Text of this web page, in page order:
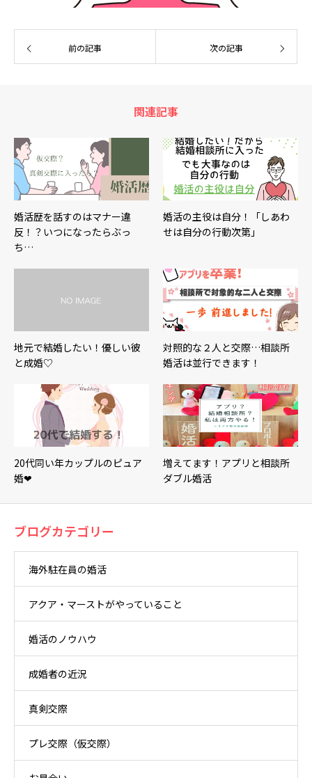
前の記事 次の記事
関連記事
婚活歴を話すのはマナー違
反！？いつになったらぶっ
ち…
婚活の主役は自分！「しあわ
せは自分の行動次第」
地元で結婚したい！優しい彼
と成婚♡
対照的な２人と交際…相談所
婚活は並行できます！
20代同い年カップルのピュア
婚❤
増えてます！アプリと相談所
ダブル婚活
ブログカテゴリー
海外駐在員の婚活
アクア・マーストがやっていること
婚活のノウハウ
成婚者の近況
真剣交際
プレ交際（仮交際）